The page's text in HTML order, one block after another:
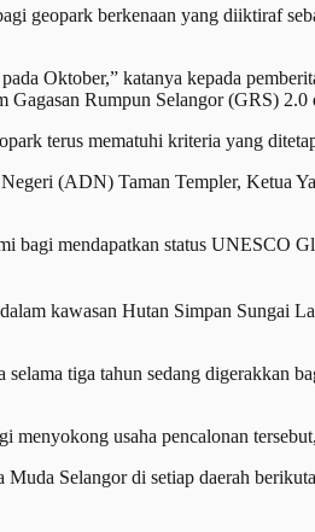
geopark berkenaan yang diiktiraf
Oktober,” katanya kepada
Gagasan Rumpun Selangor (GRS)
terus mematuhi kriteria yang
(ADN) Taman Templer, Ketua
bagi mendapatkan status UNESCO
kawasan Hutan Simpan Sungai
tiga tahun sedang digerakkan
usaha pencalonan
Selangor di setiap daerah